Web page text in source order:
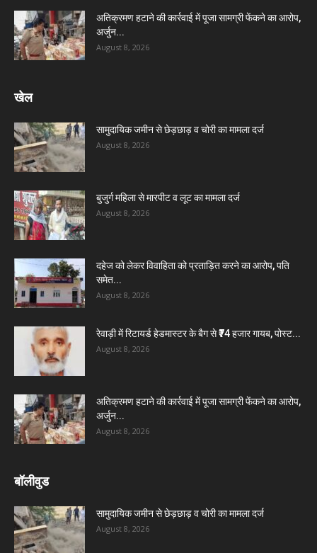
अतिक्रमण हटाने की कार्रवाई में पूजा सामग्री फेंकने का आरोप,
अर्जुन...
August 8, 2026
खेल
सामुदायिक जमीन से छेड़छाड़ व चोरी का मामला दर्ज
August 8, 2026
बुजुर्ग महिला से मारपीट व लूट का मामला दर्ज
August 8, 2026
दहेज को लेकर विवाहिता को प्रताड़ित करने का आरोप, पति
समेत...
August 8, 2026
रेवाड़ी में रिटायर्ड हेडमास्टर के बैग से ₹74 हजार गायब, पोस्ट...
August 8, 2026
अतिक्रमण हटाने की कार्रवाई में पूजा सामग्री फेंकने का आरोप,
अर्जुन...
August 8, 2026
बॉलीवुड
सामुदायिक जमीन से छेड़छाड़ व चोरी का मामला दर्ज
August 8, 2026